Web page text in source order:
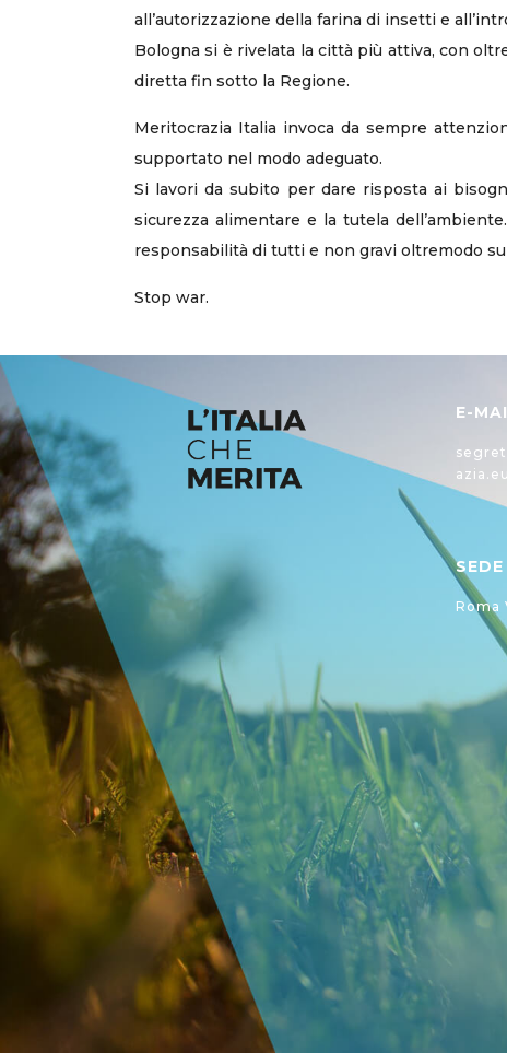
all’autorizzazione della farina di insetti e
Bologna si è rivelata la città più attiva, con
diretta fin sotto la Regione.
Meritocrazia Italia invoca da sempre
supportato nel modo adeguato.
Si lavori da subito per dare risposta ai
sicurezza alimentare e la tutela
responsabilità di tutti e non gravi oltremodo
Stop war.
E-
azia.eu
SEDE
Roma